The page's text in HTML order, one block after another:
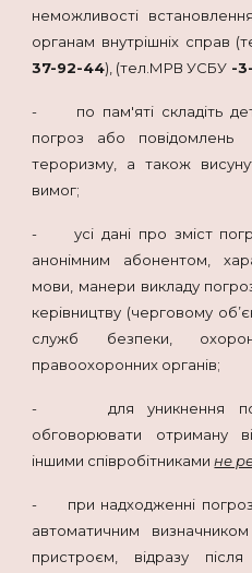
неможливості
органам внутрішніх справ
37-92-44), (тел.МРВ УСБУ -
- по пам'яті складіть
погроз або повідомлень
тероризму, а також
вимог;
- усі дані про зміст
анонімним абонентом,
мови, манери викладу
керівництву (черговому
служб безпеки,
правоохоронних органів;
- для уникнення
обговорювати отриману
іншими співробітникамине
- при надходженні
автоматичним
пристроєм, відразу